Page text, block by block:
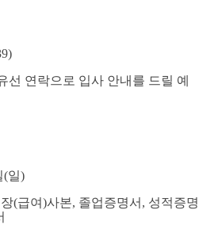
선 연락으로 입사 안내를 드릴 예
(일)
(급여)사본, 졸업증명서 , 성적증명